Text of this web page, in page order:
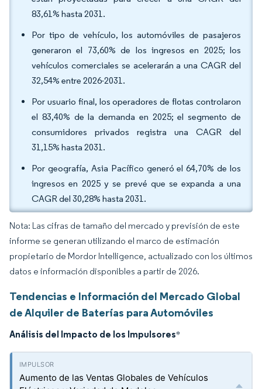
83,61% hasta 2031.
Por tipo de vehículo, los automóviles de pasajeros
generaron el 73,60% de los ingresos en 2025; los
vehículos comerciales se acelerarán a una CAGR del
32,54% entre 2026-2031.
Por usuario final, los operadores de flotas controlaron
el 83,40% de la demanda en 2025; el segmento de
consumidores privados registra una CAGR del
31,15% hasta 2031.
Por geografía, Asia Pacífico generó el 64,70% de los
ingresos en 2025 y se prevé que se expanda a una
CAGR del 30,28% hasta 2031.
Nota: Las cifras de tamaño del mercado y previsión de este
informe se generan utilizando el marco de estimación
propietario de Mordor Intelligence, actualizado con los últimos
datos e información disponibles a partir de 2026.
Tendencias e Información del Mercado Global
de Alquiler de Baterías para Automóviles
Análisis del Impacto de los Impulsores*
Aumento de las Ventas Globales de Vehículos